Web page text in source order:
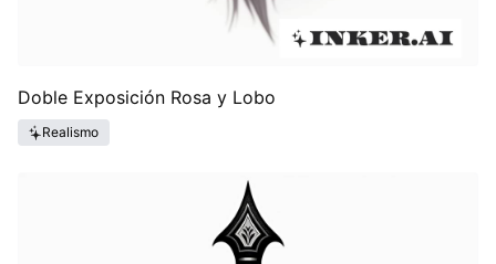
Doble Exposición Rosa y Lobo
Realismo